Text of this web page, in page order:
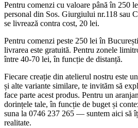
Pentru comenzi cu valoare până în 250
personal din Sos. Giurgiului nr.118 sau
se livrează contra cost, 20 lei.
Pentru comenzi peste 250 lei în
livrarea este gratuită. Pentru zonele
între 40-70 lei, în funcție de distanță.
Fiecare creație din atelierul nostru este
și alte variante similare, te invităm să
face parte acest produs. Pentru un
dorințele tale, în funcție de buget și
suna la 0746 237 265 — suntem aici să
realitate.